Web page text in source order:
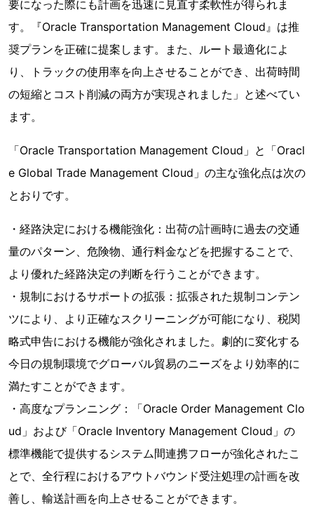
要になった際にも計画を迅速に見直す柔軟性が得られま
す。『Oracle Transportation Management Cloud』は推
奨プランを正確に提案します。また、ルート最適化によ
り、トラックの使用率を向上させることができ、出荷時間
の短縮とコスト削減の両方が実現されました」と述べてい
ます。
「Oracle Transportation Management Cloud」と「Oracl
e Global Trade Management Cloud」の主な強化点は次の
とおりです。
・経路決定における機能強化：出荷の計画時に過去の交通
量のパターン、危険物、通行料金などを把握することで、
より優れた経路決定の判断を行うことができます。
・規制におけるサポートの拡張：拡張された規制コンテン
ツにより、より正確なスクリーニングが可能になり、税関
略式申告における機能が強化されました。劇的に変化する
今日の規制環境でグローバル貿易のニーズをより効率的に
満たすことができます。
・高度なプランニング：「Oracle Order Management Clo
ud」および「Oracle Inventory Management Cloud」の
標準機能で提供するシステム間連携フローが強化されたこ
とで、全行程におけるアウトバウンド受注処理の計画を改
善し、輸送計画を向上させることができます。